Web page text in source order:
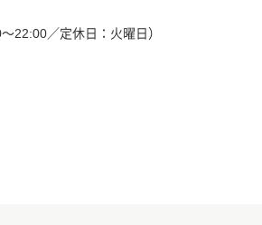
22:00／定休日：火曜日）